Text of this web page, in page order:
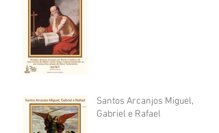
Santos Arcanjos Miguel,
Gabriel e Rafael